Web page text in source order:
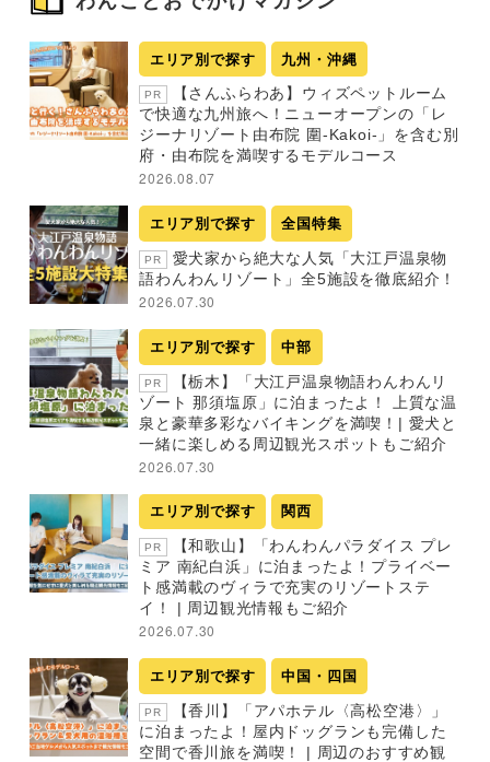
エリア別で探す 九州・沖縄
PR
【さんふらわあ】ウィズペットルーム
で快適な九州旅へ！ニューオープンの「レ
ジーナリゾート由布院 圍-Kakoi-」を含む別
府・由布院を満喫するモデルコース
2026.08.07
エリア別で探す 全国特集
PR
愛犬家から絶大な人気「大江戸温泉物
語わんわんリゾート」全5施設を徹底紹介！
2026.07.30
エリア別で探す 中部
PR
【栃木】「大江戸温泉物語わんわんリ
ゾート 那須塩原」に泊まったよ！ 上質な温
泉と豪華多彩なバイキングを満喫！| 愛犬と
一緒に楽しめる周辺観光スポットもご紹介
2026.07.30
エリア別で探す 関西
PR
【和歌山】「わんわんパラダイス プレ
ミア 南紀白浜」に泊まったよ！プライベー
ト感満載のヴィラで充実のリゾートステ
イ！ | 周辺観光情報もご紹介
2026.07.30
エリア別で探す 中国・四国
PR
【香川】「アパホテル〈高松空港〉」
に泊まったよ！屋内ドッグランも完備した
空間で香川旅を満喫！ | 周辺のおすすめ観